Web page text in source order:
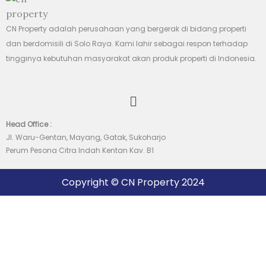
CN Property adalah perusahaan yang bergerak di bidang properti
dan berdomisili di Solo Raya. Kami lahir sebagai respon terhadap
tingginya kebutuhan masyarakat akan produk properti di Indonesia.
Menu
Head Office :
Jl. Waru-Gentan, Mayang, Gatak, Sukoharjo
Perum Pesona Citra Indah Kentan Kav. B1
Copyright © CN Property 2024